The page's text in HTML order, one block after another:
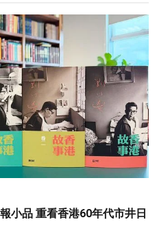
小品 重看香港60年代市井日